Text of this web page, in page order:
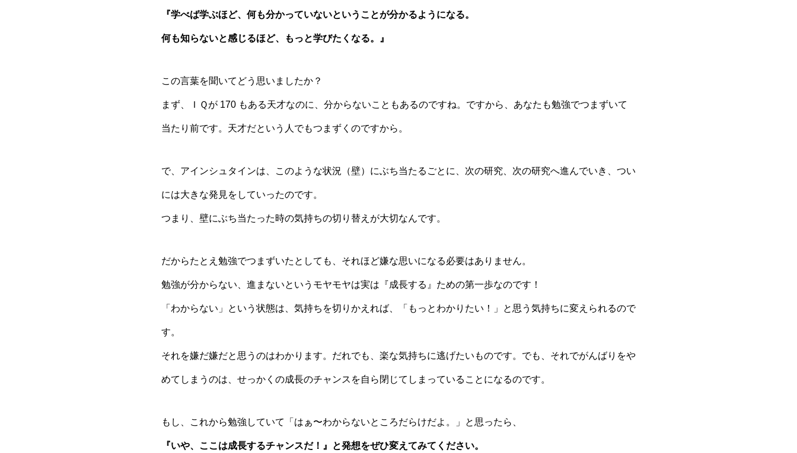
『学べば学ぶほど、何も分かっていないということが分かるようになる。
何も知らないと感じるほど、もっと学びたくなる。』
この言葉を聞いてどう思いましたか？
まず、ＩＱが 170 もある天才なのに、分からないこともあるのですね。ですから、あなたも勉強でつまずいて
当たり前です。天才だという人でもつまずくのですから。
で、アインシュタインは、このような状況（壁）にぶち当たるごとに、次の研究、次の研究へ進んでいき、つい
には大きな発見をしていったのです。
つまり、壁にぶち当たった時の気持ちの切り替えが大切なんです。
だからたとえ勉強でつまずいたとしても、それほど嫌な思いになる必要はありません。
勉強が分からない、進まないというモヤモヤは実は『成長する』ための第一歩なのです！
「わからない」という状態は、気持ちを切りかえれば、「もっとわかりたい！」と思う気持ちに変えられるので
す。
それを嫌だ嫌だと思うのはわかります。だれでも、楽な気持ちに逃げたいものです。でも、それでがんばりをや
めてしまうのは、せっかくの成長のチャンスを自ら閉じてしまっていることになるのです。
もし、これから勉強していて「はぁ〜わからないところだらけだよ。」と思ったら、
『いや、ここは成長するチャンスだ！』と発想をぜひ変えてみてください。